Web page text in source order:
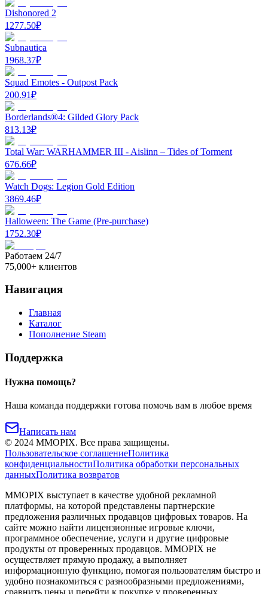
Dishonored 2
1277.50₽
Subnautica
1968.37₽
Squad Emotes - Outpost Pack
200.91₽
Borderlands®4: Gilded Glory Pack
813.13₽
Total War: WARHAMMER III - Aislinn – Tides of Torment
676.66₽
Watch Dogs: Legion Gold Edition
3869.46₽
Halloween: The Game (Pre-purchase)
1752.30₽
Работаем 24/7
75,000+ клиентов
Навигация
Главная
Каталог
Пополнение Steam
Поддержка
Нужна помощь?
Наша команда поддержки готова помочь вам в любое время
Написать нам
© 2024 MMOPIX. Все права защищены.
Пользовательское соглашениеПолитика
конфиденциальностиПолитика обработки персональных
данныхПолитика возвратов
MMOPIX выступает в качестве удобной рекламной
платформы, на которой представлены партнерские
предложения различных продавцов цифровых товаров. На
сайте можно найти лицензионные игровые ключи,
программное обеспечение, услуги и другие цифровые
продукты от проверенных продавцов. MMOPIX не
осуществляет прямую продажу, а выполняет
информационную функцию, помогая пользователям быстро и
удобно познакомиться с разнообразными предложениями,